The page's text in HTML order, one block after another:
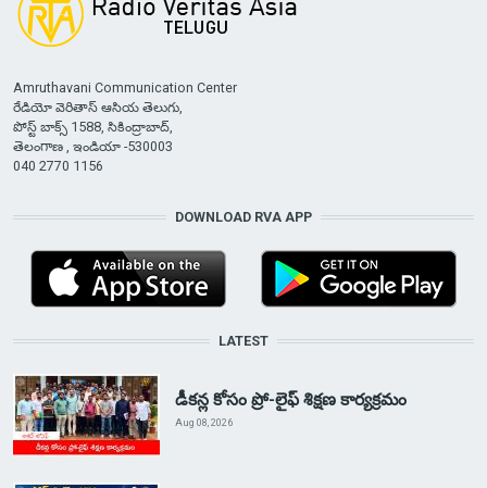
Amruthavani Communication Center
రేడియో వెరితాస్ ఆసియ తెలుగు,
పోస్ట్ బాక్స్ 1588, సికింద్రాబాద్,
తెలంగాణ , ఇండియా -530003
040 2770 1156
DOWNLOAD RVA APP
LATEST
డీకన్ల కోసం ప్రో-లైఫ్ శిక్షణ కార్యక్రమం
Aug 08, 2026